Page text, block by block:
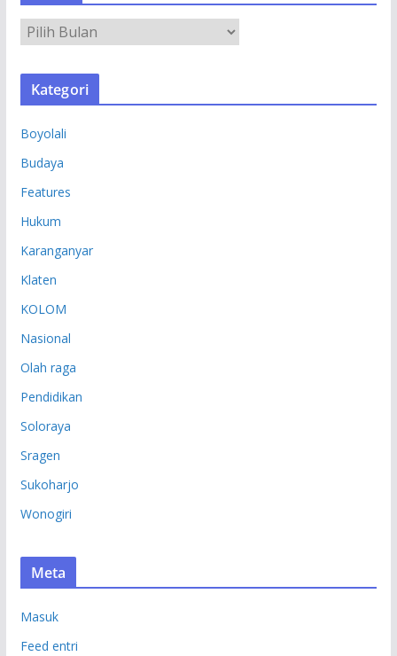
R
S
Kategori
Boyolali
Budaya
Features
Hukum
Karanganyar
Klaten
KOLOM
Nasional
Olah raga
Pendidikan
Soloraya
Sragen
Sukoharjo
Wonogiri
Meta
Masuk
Feed entri